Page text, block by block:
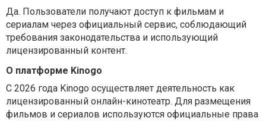
Да. Пользователи получают доступ к фильмам и
сериалам через официальный сервис, соблюдающий
требования законодательства и использующий
лицензированный контент.
О платформе Kinogo
С 2026 года Kinogo осуществляет деятельность как
лицензированный онлайн-кинотеатр. Для размещения
фильмов и сериалов используются официальные права